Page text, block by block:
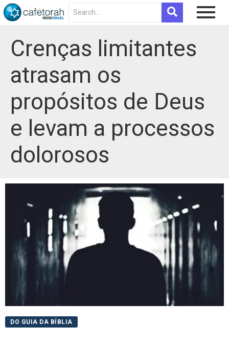
Crenças limitantes
atrasam os
propósitos de Deus
e levam a processos
dolorosos
DO GUIA DA BÍBLIA